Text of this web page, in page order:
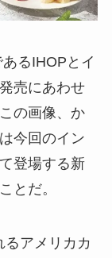
るIHOPとイ
売にあわせ
の画像、か
今回のイン
登場する新
とだ。
アメリカカ